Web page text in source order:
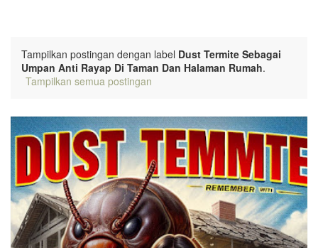
Tampilkan postingan dengan label Dust Termite Sebagai
Umpan Anti Rayap Di Taman Dan Halaman Rumah.
Tampilkan semua postingan